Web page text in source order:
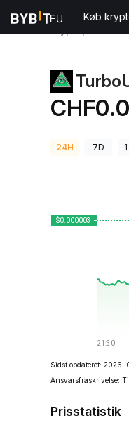
Køb
24H 7D
Sidst opdateret:
Ansvarsfraskrivelse:
Prisstatistik